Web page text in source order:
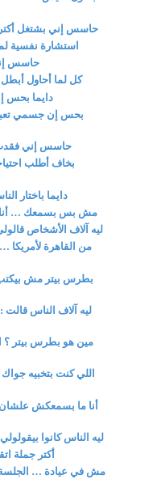
حاسس إني بشتغل
استشارة نفسية
حاسس
كل لما أحاول
دايما بحس
بحس إن جسمي
حاسس إني
بخاف أطلب
دايما باختار
مش بس بسمعك … أنا
ليه آلاف الأشخاص
من القاهرة
بطرس بيتر مش
ليه آلاف الناس
مين هو بطرس بيتر ؟
اللي كنت بتخبيه
أنا ما بسمعكش
ليه الناس كانوا
أكتر جملة
مش في عيادة …